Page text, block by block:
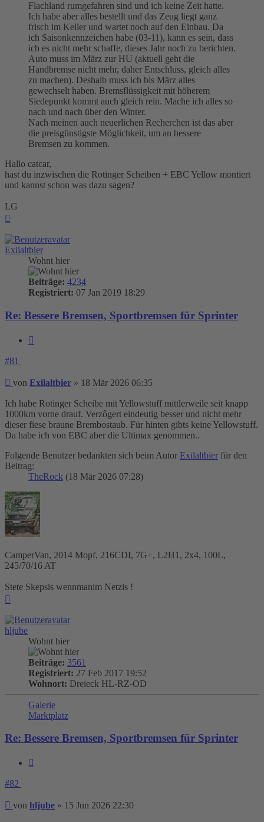
Flachland rumgefahren sind und ich keine Zeit hatte.
Ich habe aber alles bestellt und das Zeug liegt ganz
frisch im Keller und wartet noch auf den Einbau. Da
ich Saisonkennzeichen habe (03-11), kann es sein, dass
ich es nicht mehr schaffe, dieses Jahr noch zu berichten.
Auto muss im März zur HU (aktuell geht die
Handbremse nicht mehr, daher Entschluss, gleich alles
zu machen). Deshalb muss ich bis März alles
gewechselt haben. Bremsflüssigkeit mit höherem
Siedepunkt kommt auch gleich rein. Mache ich alles so
nach und nach über den Winter.
Nach meinen auch neuerlichen Recherchen ist das aber
die preisgünstigste Möglichkeit, um an bessere
Bremsen zu kommen.
Hallo catcar,
hast du inzwischen die Rotinger Scheiben + EBC Yellow montiert
und kannst schon was dazu sagen?
LG
Exilaltbier
Wohnt hier
Beiträge: 4234
Registriert: 07 Jan 2019 18:29
Re: Bessere Bremsen, Sportbremsen für Sprinter
#81
Beitrag
von Exilaltbier » 18 Mär 2026 06:35
Ich habe Rotinger Scheibe mit Yellowstuff mittlerweile seit knapp
1000km vorne drauf. Verzôgert eindeutig besser und nicht mehr
dieser fiese braune Brembostaub. Für hinten gibts keine Yellowstuff.
Da habe ich von EBC aber die Ultimax genommen..
Folgende Benutzer bedankten sich beim Autor Exilaltbier für den
Beitrag:
TheRock (18 Mär 2026 07:28)
CamperVan, 2014 Mopf, 216CDI, 7G+, L2H1, 2x4, 100L,
245/70/16 AT
Stete Skepsis wennmanim Netzis !
hljube
Wohnt hier
Beiträge: 3561
Registriert: 27 Feb 2017 19:52
Wohnort: Dreieck HL-RZ-OD
Galerie
Marktplatz
Re: Bessere Bremsen, Sportbremsen für Sprinter
#82
Beitrag
von hljube » 15 Jun 2026 22:30